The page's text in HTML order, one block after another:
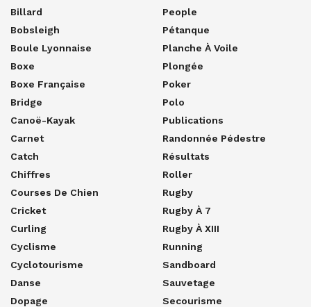
Billard
Bobsleigh
Boule Lyonnaise
Boxe
Boxe Française
Bridge
Canoë-Kayak
Carnet
Catch
Chiffres
Courses De Chien
Cricket
Curling
Cyclisme
Cyclotourisme
Danse
Dopage
People
Pétanque
Planche À Voile
Plongée
Poker
Polo
Publications
Randonnée Pédestre
Résultats
Roller
Rugby
Rugby À 7
Rugby À XIII
Running
Sandboard
Sauvetage
Secourisme